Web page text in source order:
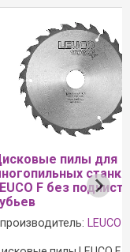
Дисковые пилы
для многопильных
станков без
зубьев
производитель:LEUCO